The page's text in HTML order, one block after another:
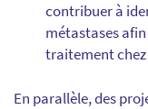
contribuer à
métastases
traitement chez
En parallèle, des